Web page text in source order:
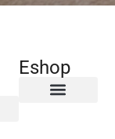
Eshop